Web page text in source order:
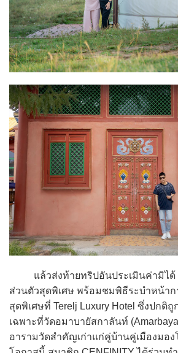
แล้วส่งท้ายทริปอันประเมินค่ามิได้
ส่วนตัวสุดพิเศษ พร้อมชมพิธีระบำหน้าก
สุดพิเศษที่ Terelj Luxury Hotel ซึ่งปกติ
เฉพาะที่วัดอมาบายัสกาลันท์
อารามวัดสำคัญเก่าแก่คู่บ้านคู่เมืองมอง